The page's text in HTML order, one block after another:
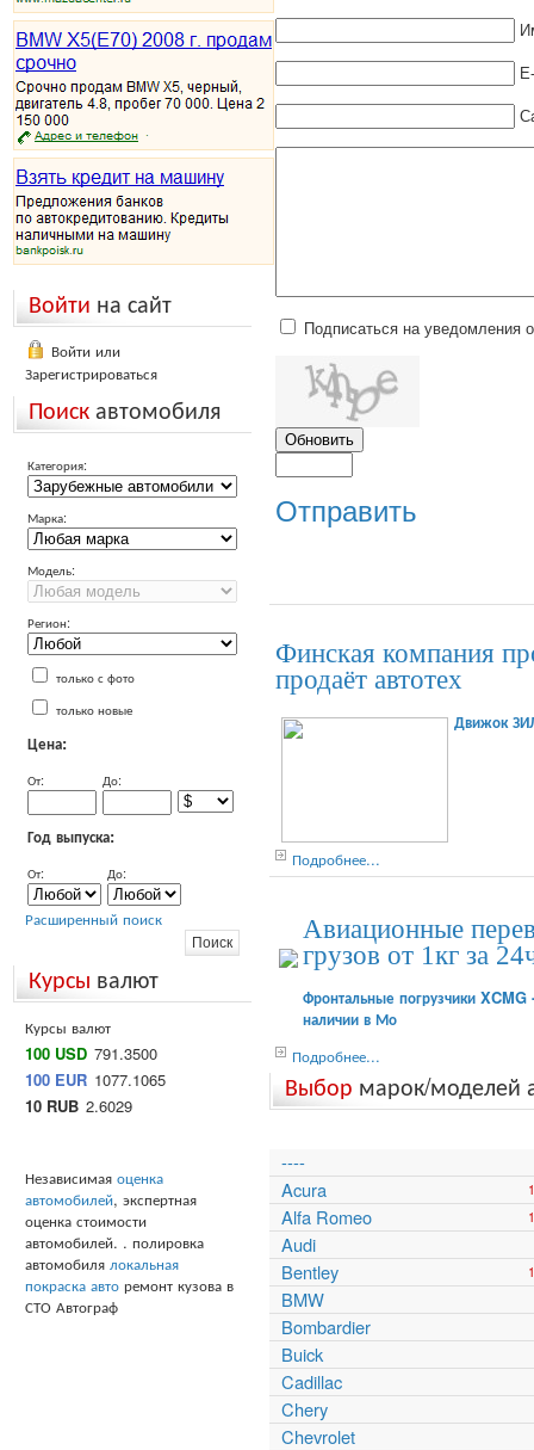
Войти на сайт
Войти или
Зарегистрироваться
Поискавтомобиля
Категория:
Марка:
Модель:
Регион:
только с фото
только новые
Цена:
От: До:
Год выпуска:
От: До:
Расширенный поиск
Курсы валют
Курсы валют
100 USD 791.3500
100 EUR 1077.1065
10 RUB 2.6029
Независимая оценка
автомобилей, экспертная
оценка стоимости
автомобилей. . полировка
автомобиля локальная
покраска авто ремонт кузова в
СТО Автограф
Подписаться на уведомления
Отправить
Финская компания
продаёт автотех
Движок
Подробнее...
Авиационные
грузов от 1кг за
Фронтальные погрузчики
наличии в Мо
Подробнее...
Выбор марок/моделей
----
Acura
Alfa Romeo
Audi
Bentley
BMW
Bombardier
Buick
Cadillac
Chery
Chevrolet